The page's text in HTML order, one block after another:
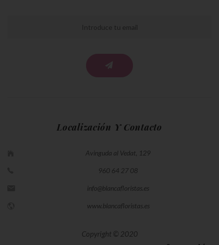
Localización Y Contacto
Avinguda al Vedat, 129
960 64 27 08
info@blancafloristas.es
www.blancafloristas.es
Copyright © 2020